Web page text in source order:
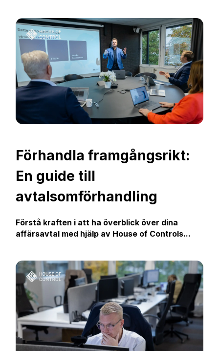
Förhandla framgångsrikt:
En guide till
avtalsomförhandling
Förstå kraften i att ha överblick över dina
affärsavtal med hjälp av House of Controls...